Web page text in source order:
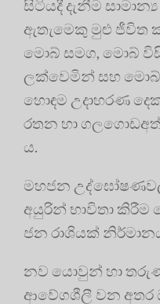
සිටියදී දැනීම
ඇතැමෙකු මුළු ජීවිත
මොබ් සමග, මොබ්
ලක්වෙමින් සහ
හොඳම උදාහරණ
රතන හා
ය.
මහජන
අයුරින් භාවිතා
ජන රාශියක්
නව යොවුන් හා
ආවේගශීලී වන